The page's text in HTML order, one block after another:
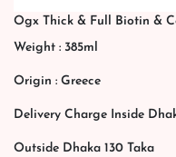
Ogx Thick & Full Biotin &
Weight : 385ml
Origin : Greece
Delivery Charge Inside
Outside Dhaka 130 Taka